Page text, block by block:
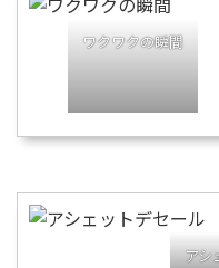
ワクワクの瞬間
アシ